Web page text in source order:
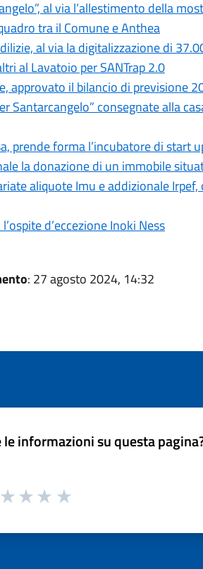
al via l’allestimento della
tra il Comune e Anthea
al via la digitalizzazione di
al Lavatoio per SANTrap 2.0
approvato il bilancio di previsione
Santarcangelo” consegnate alla
prende forma l’incubatore di
la donazione di un immobile
aliquote Imu e addizionale
d’eccezione Inoki Ness
: 27 agosto 2024, 14:32
informazioni su questa